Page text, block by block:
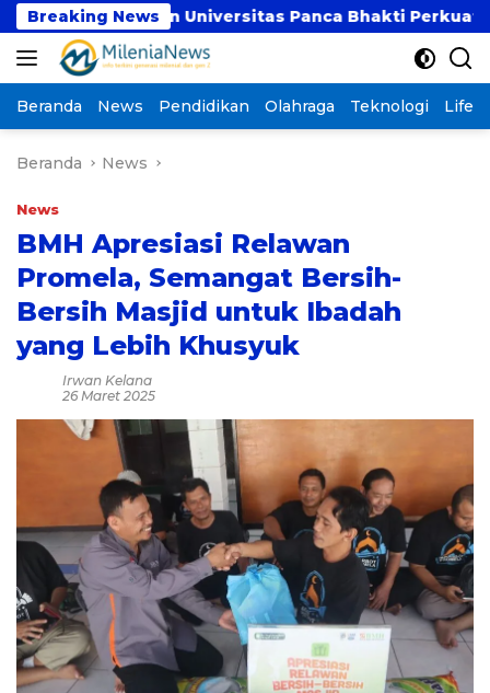
Langsung
ke
konten
Breaking News
UBSI dan Universitas Panca Bhakti Perkuat
Beranda News Pendidikan Olahraga Teknologi
Beranda News
News
BMH Apresiasi Relawan
Promela, Semangat Bersih-
Bersih Masjid untuk Ibadah
yang Lebih Khusyuk
Irwan Kelana
26 Maret 2025